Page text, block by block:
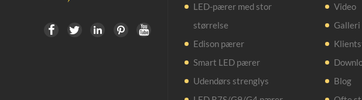
    
LED-pærer med stor
størrelse
Edison pærer
Smart LED pærer
Udendørs strenglys
Video
Galleri
Blog